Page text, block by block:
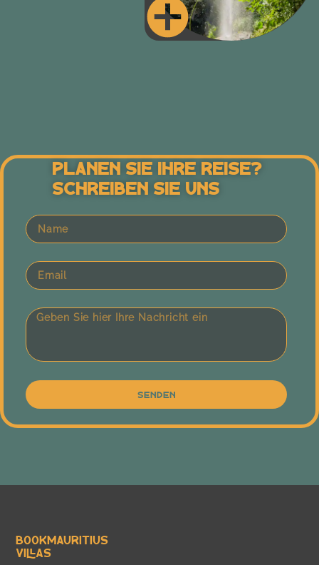
Planen Sie Ihre Reise?
Schreiben Sie Uns
Senden
Bookmauritius
Villas